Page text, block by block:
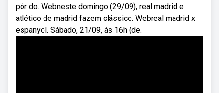
pôr do. Webneste domingo (29/09), real madrid e
atlético de madrid fazem clássico. Webreal madrid x
espanyol. Sábado, 21/09, às 16h (de.